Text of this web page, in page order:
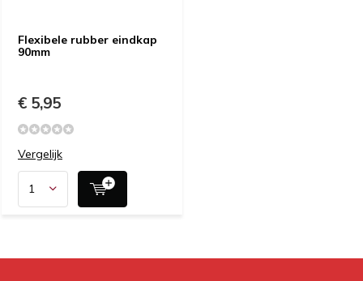
Flexibele rubber eindkap
90mm
€ 5,95
Vergelijk